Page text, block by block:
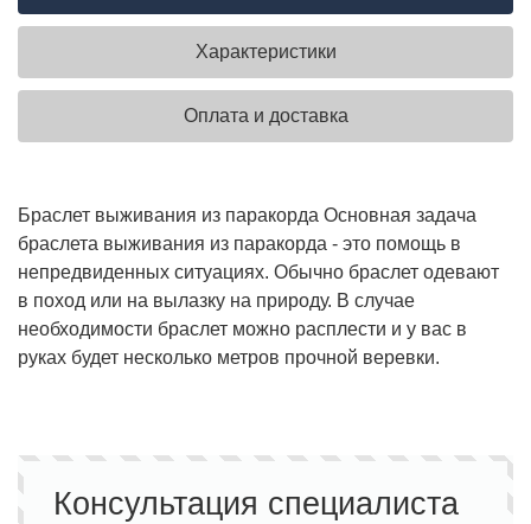
Характеристики
Оплата и доставка
Браслет выживания из паракорда Основная задача
браслета выживания из паракорда - это помощь в
непредвиденных ситуациях. Обычно браслет одевают
в поход или на вылазку на природу. В случае
необходимости браслет можно расплести и у вас в
руках будет несколько метров прочной веревки.
Консультация специалиста